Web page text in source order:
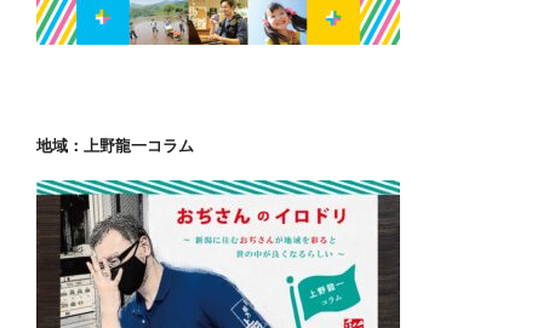
地域：上野龍一コラム